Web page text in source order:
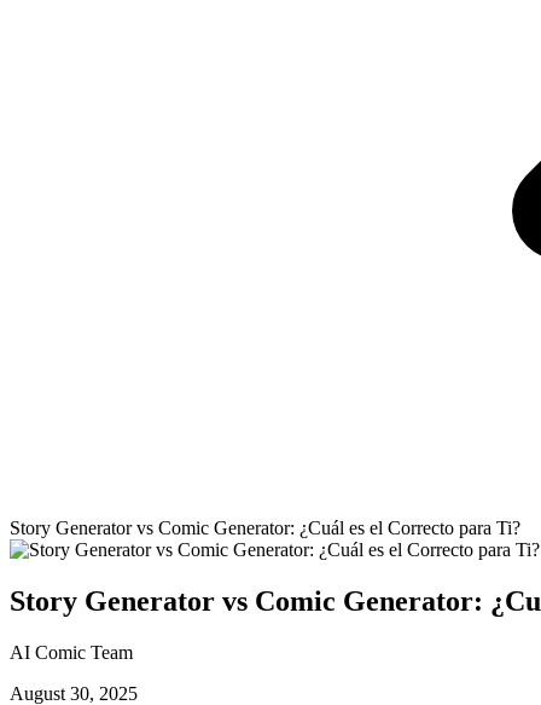
Story Generator vs Comic Generator: ¿Cuál es el Correcto para Ti?
Story Generator vs Comic Generator:
AI Comic Team
August 30, 2025